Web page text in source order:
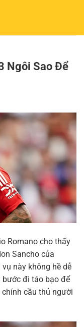
Ngôi Sao Để
Romano cho thấy
Sancho của
này không hề dễ
đi táo bạo để
cầu thủ người